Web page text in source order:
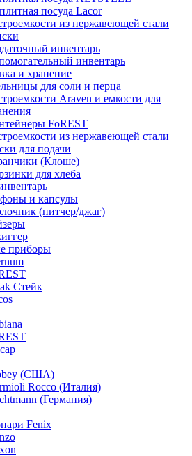
посуда Lacor
из нержавеющей стали
инвентарь
инвентарь
и хранение
для соли и перца
Araven и емкости для
FoREST
из нержавеющей стали
для подачи
(Клоше)
для хлеба
и капсулы
(питчер/джаг)
приборы
Стейк
(США)
Rocco (Италия)
(Германия)
Fenix